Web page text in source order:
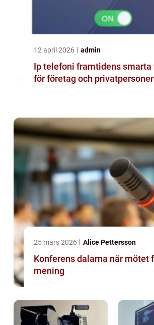
12 april 2026 admin
Ip telefoni framtidens smarta telefoni
för företag och privatpersoner
25 mars 2026 Alice Pettersson
Konferens dalarna när mötet får extra
mening